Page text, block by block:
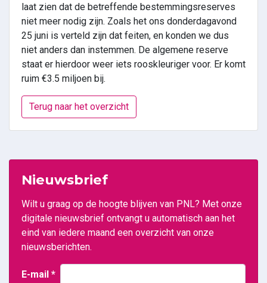
laat zien dat de betreffende bestemmingsreserves
niet meer nodig zijn. Zoals het ons donderdagavond
25 juni is verteld zijn dat feiten, en konden we dus
niet anders dan instemmen. De algemene reserve
staat er hierdoor weer iets rooskleuriger voor. Er komt
ruim €3.5 miljoen bij.
Terug naar het overzicht
Nieuwsbrief
Wilt u graag op de hoogte blijven van PNL? Met onze
digitale nieuwsbrief ontvangt u automatisch aan het
eind van iedere maand een overzicht van onze
nieuwsberichten.
E-mail *